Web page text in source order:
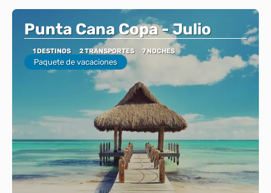
Punta Cana Copa - Julio
1 DESTINOS 2 TRANSPORTES 7 NOCHES
Paquete de vacaciones